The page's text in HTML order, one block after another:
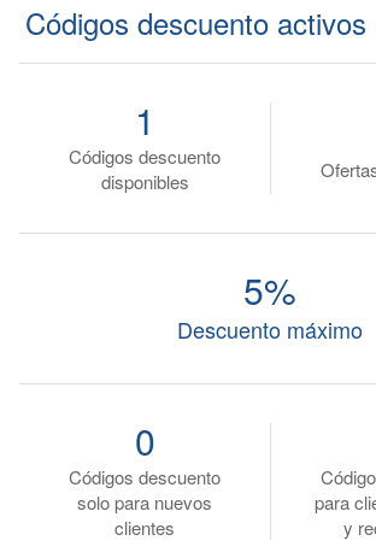
Códigos descuento
Códigos descuento
disponibles
1
Descuento máximo
5%
Códigos descuento
solo para nuevos
clientes
0
para
y